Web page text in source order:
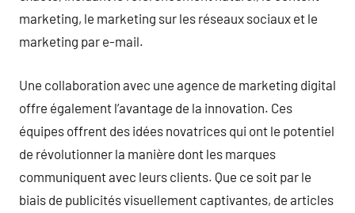
marketing, le marketing sur les réseaux sociaux et le
marketing par e-mail.
Une collaboration avec une agence de marketing digital
offre également l’avantage de la innovation. Ces
équipes offrent des idées novatrices qui ont le potentiel
de révolutionner la manière dont les marques
communiquent avec leurs clients. Que ce soit par le
biais de publicités visuellement captivantes, de articles